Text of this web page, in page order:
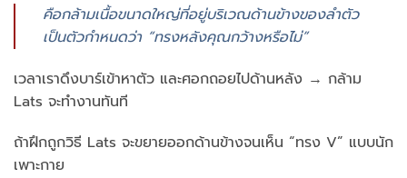
คือกล้ามเนื้อขนาดใหญ่ที่อยู่บริเวณด้านข้างของลำตัว
เป็นตัวกำหนดว่า “ทรงหลังคุณกว้างหรือไม่”
เวลาเราดึงบาร์เข้าหาตัว และศอกถอยไปด้านหลัง → กล้าม
Lats จะทำงานทันที
ถ้าฝึกถูกวิธี Lats จะขยายออกด้านข้างจนเห็น “ทรง V” แบบนัก
เพาะกาย